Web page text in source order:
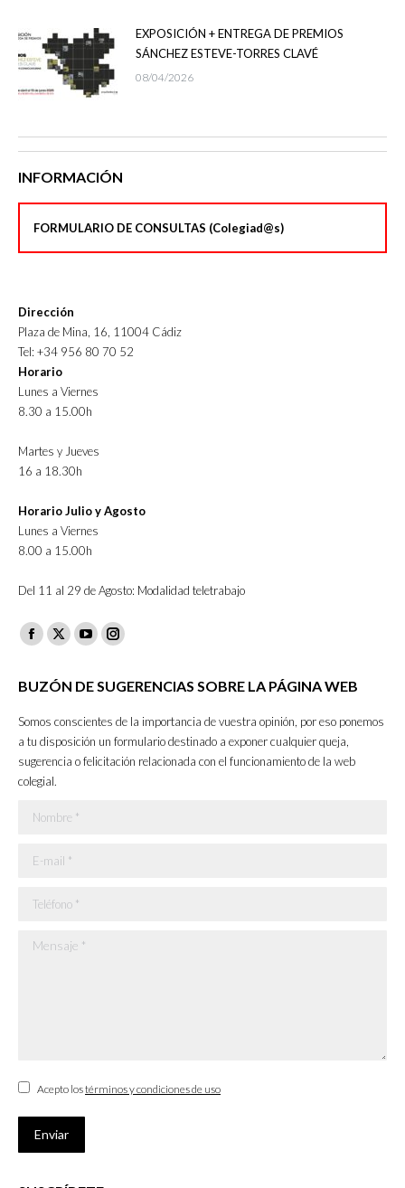
EXPOSICIÓN + ENTREGA DE PREMIOS
SÁNCHEZ ESTEVE-TORRES CLAVÉ
08/04/2026
INFORMACIÓN
FORMULARIO DE CONSULTAS (Colegiad@s)
Dirección
Plaza de Mina, 16, 11004 Cádiz
Tel: +34 956 80 70 52
Horario
Lunes a Viernes
8.30 a 15.00h
Martes y Jueves
16 a 18.30h
Horario Julio y Agosto
Lunes a Viernes
8.00 a 15.00h
Del 11 al 29 de Agosto: Modalidad teletrabajo
Facebook
opens
new
window
X
opens
new
window
YouTube
opens
new
window
Instagram
opens
in
new
window
BUZÓN DE SUGERENCIAS SOBRE LA PÁGINA WEB
Somos conscientes de la importancia de vuestra opinión, por eso ponemos
a tu disposición un formulario destinado a exponer cualquier queja,
sugerencia o felicitación relacionada con el funcionamiento de la web
colegial.
Nombre *
E-mail *
Teléfono *
Mensaje *
Acepto lostérminos y condiciones de uso
Enviar